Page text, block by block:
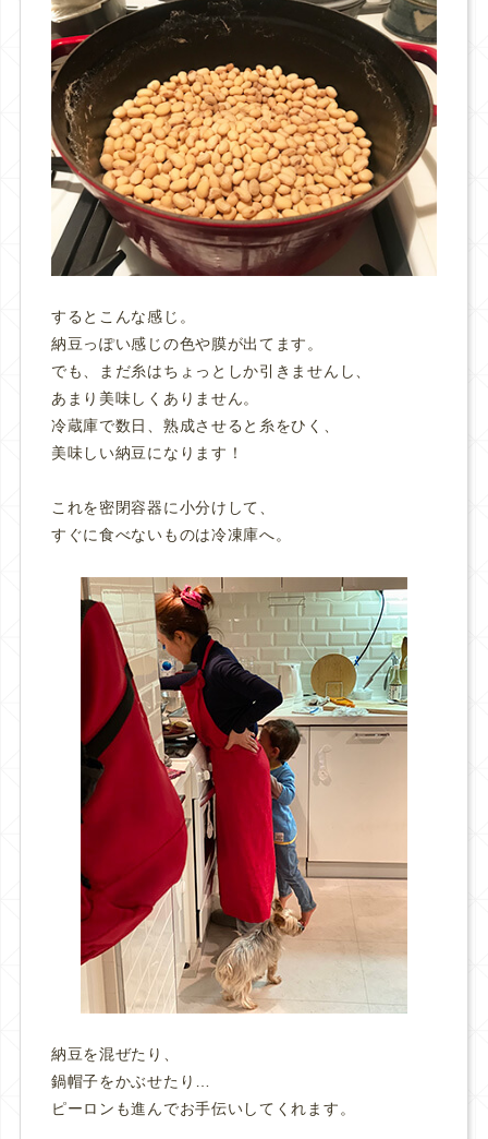
するとこんな感じ。
納豆っぽい感じの色や膜が出てます。
でも、まだ糸はちょっとしか引きませんし、
あまり美味しくありません。
冷蔵庫で数日、熟成させると糸をひく、
美味しい納豆になります！
これを密閉容器に小分けして、
すぐに食べないものは冷凍庫へ。
納豆を混ぜたり、
鍋帽子をかぶせたり…
ピーロンも進んでお手伝いしてくれます。